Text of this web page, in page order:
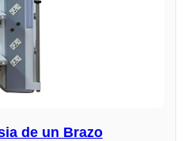
de un Brazo